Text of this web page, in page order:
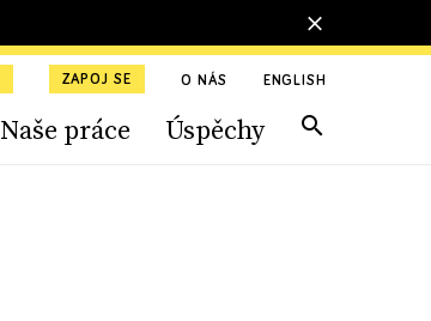
ZAPOJ SE O NÁS ENGLISH
Naše práce Úspěchy